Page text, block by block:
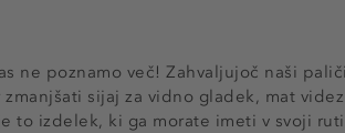
ne poznamo več! Zahvaljujoč naši
sijaj za vidno gladek, mat
to izdelek, ki ga morate imeti v svoji